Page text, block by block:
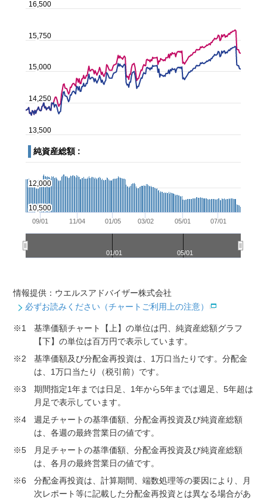
情報提供：ウエルスアドバイザー株式会社
必ずお読みください（チャートご利用上の注意）
※1
基準価額チャート【上】の単位は円、純資産総額グラフ
【下】の単位は百万円で表示しています。
※2
基準価額及び分配金再投資は、1万口当たりです。分配金
は、1万口当たり（税引前）です。
※3
期間指定1年までは日足、1年から5年までは週足、5年超は
月足で表示しています。
※4
週足チャートの基準価額、分配金再投資及び純資産総額
は、各週の最終営業日の値です。
※5
月足チャートの基準価額、分配金再投資及び純資産総額
は、各月の最終営業日の値です。
※6
分配金再投資は、計算期間、端数処理等の要因により、月
次レポート等に記載した分配金再投資とは異なる場合があ